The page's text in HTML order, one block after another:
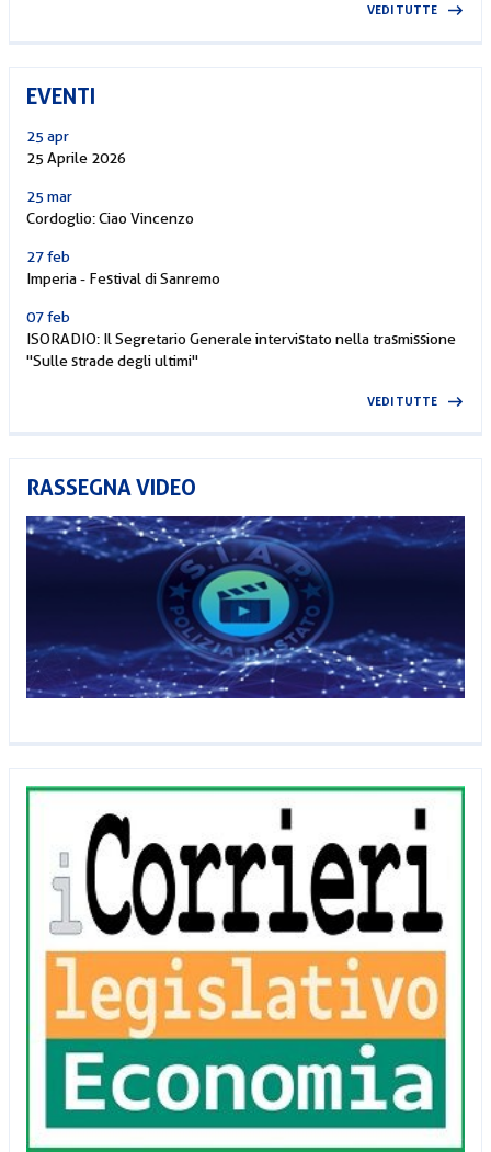
VEDI TUTTE
EVENTI
25 apr
25 Aprile 2026
25 mar
Cordoglio: Ciao Vincenzo
27 feb
Imperia - Festival di Sanremo
07 feb
ISORADIO: Il Segretario Generale intervistato nella trasmissione
"Sulle strade degli ultimi"
VEDI TUTTE
RASSEGNA VIDEO